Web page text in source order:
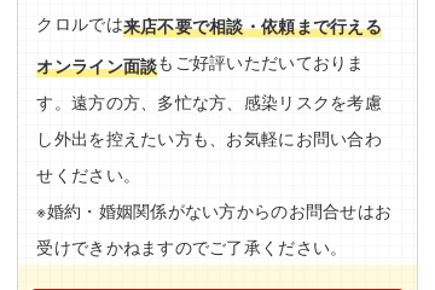
クロルでは来店不要で相談・依頼まで行える
オンライン面談もご好評いただいておりま
す。遠方の方、多忙な方、感染リスクを考慮
し外出を控えたい方も、お気軽にお問い合わ
せください。
※婚約・婚姻関係がない方からのお問合せはお
受けできかねますのでご了承ください。